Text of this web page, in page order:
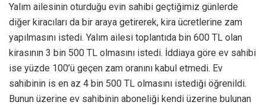
Yalım ailesinin oturduğu evin sahibi geçtiğimiz günlerde
diğer kiracıları da bir araya getirerek, kira ücretlerine zam
yapılmasını istedi. Yalım ailesi toplantıda bin 600 TL olan
kirasının 3 bin 500 TL olmasını istedi. İddiaya göre ev sahibi
ise yüzde 100’ü geçen zam oranını kabul etmedi. Ev
sahibinin is en az 4 bin 500 TL olmasını istediği öğrenildi.
Bunun üzerine ev sahibinin aboneliği kendi üzerine bulunan